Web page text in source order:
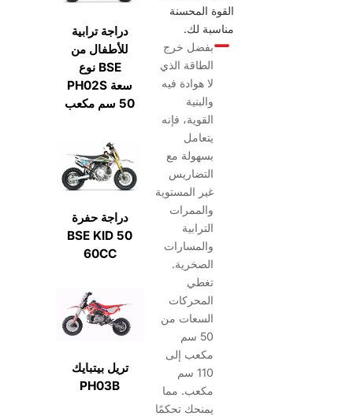
القوة المحسنة
مناسبة لك.
بفضل خرج
الطاقة الذي
لا هوادة فيه
والبنية
القوية، فإنه
يتعامل
بسهولة مع
التضاريس
غير المستوية
والممرات
الترابية
والمسارات
الصخرية.
تغطي
المحركات
السعات من
50 سم
مكعب إلى
110 سم
مكعب. مما
يمنحك تحكمًا
دراجة ترابية
للأطفال من
نوع BSE
PH02S سعة
دراجة حفرة
BSE KID 50
60CC
تريل بيتبايك
PH03B